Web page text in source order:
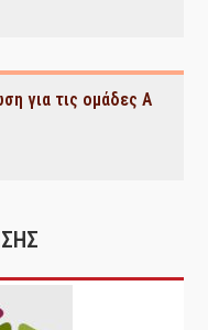
για τις ομάδες Α